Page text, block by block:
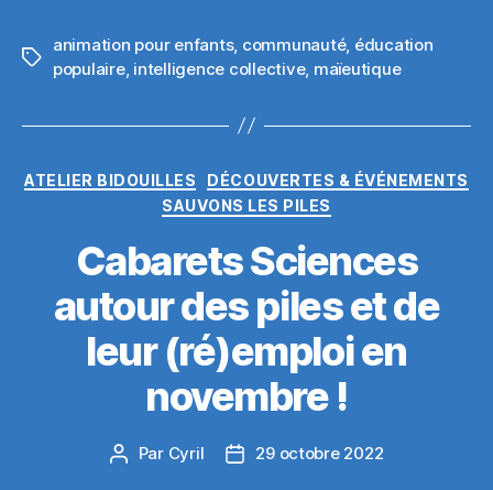
Étiquettes
animation pour enfants, communauté, éducation
populaire, intelligence collective, maïeutique
Catégories
ATELIER BIDOUILLES
DÉCOUVERTES & ÉVÉNEMENTS
SAUVONS LES PILES
Cabarets Sciences
autour des piles et de
leur (ré)emploi en
novembre !
Auteur
Par Cyril
Date29 octobre 2022